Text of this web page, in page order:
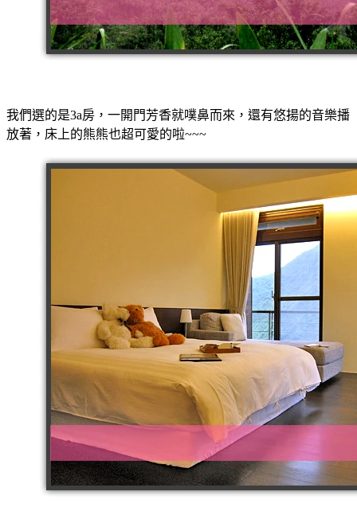
我們選的是3a房，一開門芳香就噗鼻而來，還有悠揚的音樂播
放著，床上的熊熊也超可愛的啦~~~